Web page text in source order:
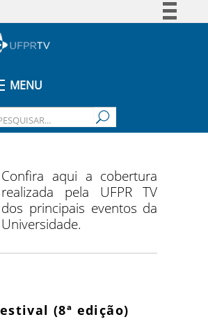
Legislação
MENU
Confira aqui a cobertura
realizada pela UFPR TV
dos principais eventos da
Universidade.
(8ª edição)